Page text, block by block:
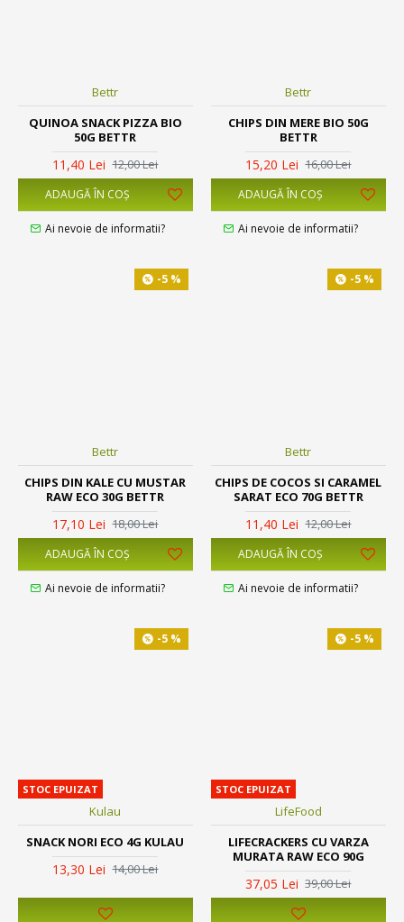
Bettr
QUINOA SNACK PIZZA BIO
50G BETTR
11,40 Lei 12,00 Lei
ADAUGĂ ÎN COŞ
Ai nevoie de informatii?
Bettr
CHIPS DIN MERE BIO 50G
BETTR
15,20 Lei 16,00 Lei
ADAUGĂ ÎN COŞ
Ai nevoie de informatii?
-5 %
Bettr
CHIPS DIN KALE CU MUSTAR
RAW ECO 30G BETTR
17,10 Lei 18,00 Lei
ADAUGĂ ÎN COŞ
Ai nevoie de informatii?
-5 %
Bettr
CHIPS DE COCOS SI CARAMEL
SARAT ECO 70G BETTR
11,40 Lei 12,00 Lei
ADAUGĂ ÎN COŞ
Ai nevoie de informatii?
-5 %
STOC EPUIZAT
Kulau
SNACK NORI ECO 4G KULAU
13,30 Lei 14,00 Lei
-5 %
STOC EPUIZAT
LifeFood
LIFECRACKERS CU VARZA
MURATA RAW ECO 90G
37,05 Lei 39,00 Lei